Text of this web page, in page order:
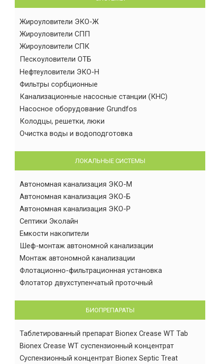
Жироуловители ЭКО-Ж
Жироуловители СПП
Жироуловители СПК
Пескоуловители ОТБ
Нефтеуловители ЭКО-Н
Фильтры сорбционные
Канализационные насосные станции (КНС)
Насосное оборудование Grundfos
Колодцы, решетки, люки
Очистка воды и водоподготовка
ЛОКАЛЬНЫЕ СИСТЕМЫ
Автономная канализация ЭКО-М
Автономная канализация ЭКО-Б
Автономная канализация ЭКО-Р
Септики Эколайн
Емкости накопители
Шеф-монтаж автономной канализации
Монтаж автономной канализации
Флотационно-фильтрационная установка
Флотатор двухступенчатый проточный
БИОПРЕПАРАТЫ
Таблетированный препарат Bionex Crease WT Tab
Bionex Crease WT суспензионный концентрат
Суспензионный концентрат Bionex Septic Treat